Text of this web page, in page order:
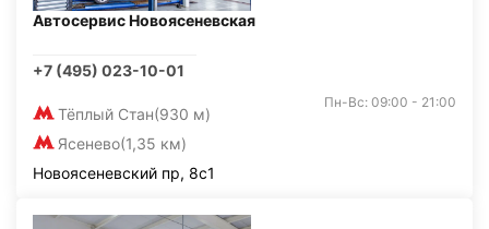
Автосервис Новоясеневская
+7 (495) 023-10-01
Тёплый Стан(930 м)
Ясенево(1,35 км)
Пн-Вс: 09:00 - 21:00
Новоясеневский пр, 8с1